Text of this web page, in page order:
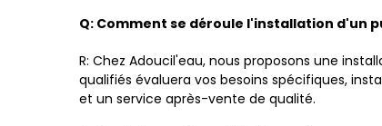
Q: Comment se déroule l'installation d'un
R: Chez Adoucil'eau, nous proposons une
qualifiés évaluera vos besoins spécifiques,
et un service après-vente de qualité.